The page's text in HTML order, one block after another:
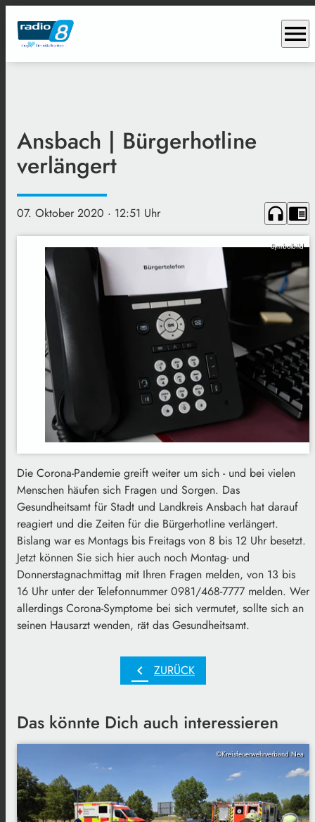
menu
Ansbach | Bürgerhotline
verlängert
07. Oktober 2020 · 12:51 Uhr headphones chrome_reader_mode
Symbolbild
Die Corona-Pandemie greift weiter um sich - und bei vielen
Menschen häufen sich Fragen und Sorgen. Das
Gesundheitsamt für Stadt und Landkreis Ansbach hat darauf
reagiert und die Zeiten für die Bürgerhotline verlängert.
Bislang war es Montags bis Freitags von 8 bis 12 Uhr besetzt.
Jetzt können Sie sich hier auch noch Montag- und
Donnerstagnachmittag mit Ihren Fragen melden, von 13 bis
16 Uhr unter der Telefonnummer 0981/468-7777 melden. Wer
allerdings Corona-Symptome bei sich vermutet, sollte sich an
seinen Hausarzt wenden, rät das Gesundheitsamt.
chevron_left ZURÜCK
Das könnte Dich auch interessieren
©Kreisfeuerwehrverband Nea